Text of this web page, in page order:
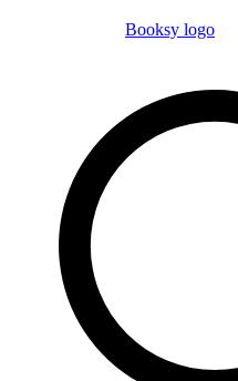
Booksy logo